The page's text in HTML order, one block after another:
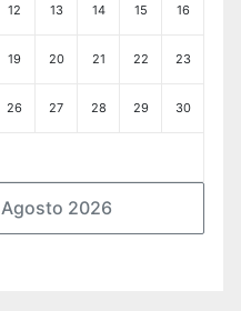
Agosto 2026
12 13 14 15 16
19 20 21 22 23
26 27 28 29 30